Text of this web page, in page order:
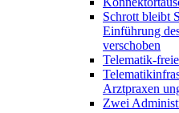
Schrott bleibt
Einführung
verschoben
Telematik-
Arztpraxen
Zwei